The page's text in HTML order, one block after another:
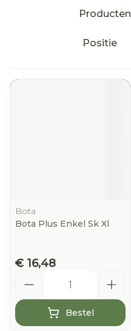
Producten
Sorteer op:
Bota
Bota Plus Enkel Sk Xl
€ 16,48
Bestel